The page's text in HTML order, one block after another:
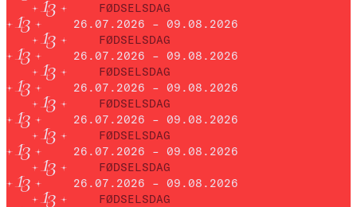
FØDSELSDAG
26.07.2026 – 09.08.2026
FØDSELSDAG
26.07.2026 – 09.08.2026
FØDSELSDAG
26.07.2026 – 09.08.2026
FØDSELSDAG
26.07.2026 – 09.08.2026
FØDSELSDAG
26.07.2026 – 09.08.2026
FØDSELSDAG
26.07.2026 – 09.08.2026
FØDSELSDAG